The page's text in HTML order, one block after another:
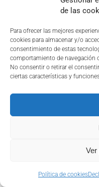
de las
Para ofrecer las mejores
cookies para almacenar y/o
consentimiento de estas
comportamiento de navegación
No consentir o retirar el
ciertas características y
Ver
Política de cookies
Gracias a
sofisticados que
pluviometría y las
evacuadas por